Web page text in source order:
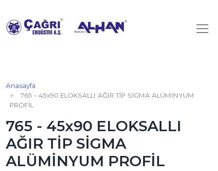
Anasayfa
765 - 45x90 ELOKSALLI AĞIR TİP SİGMA ALÜMİNYUM
PROFİL
765 - 45x90 ELOKSALLI
AĞIR TİP SİGMA
ALÜMİNYUM PROFİL